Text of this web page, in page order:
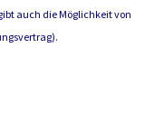
auch die Möglichkeit von